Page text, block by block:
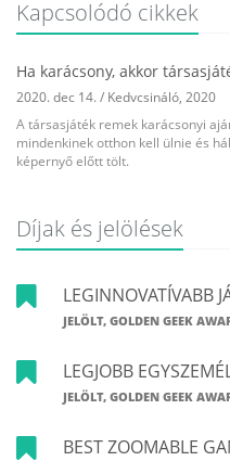
Kapcsolódó cikkek
Ha karácsony, akkor
2020. dec 14. / Kedvcsináló, 2020
A társasjáték remek karácsonyi
mindenkinek otthon kell ülnie és
képernyő előtt tölt.
Díjak és jelölések
LEGINNOVATÍVABB
JELÖLT, GOLDEN GEEK
LEGJOBB
JELÖLT, GOLDEN GEEK
BEST ZOOMABLE